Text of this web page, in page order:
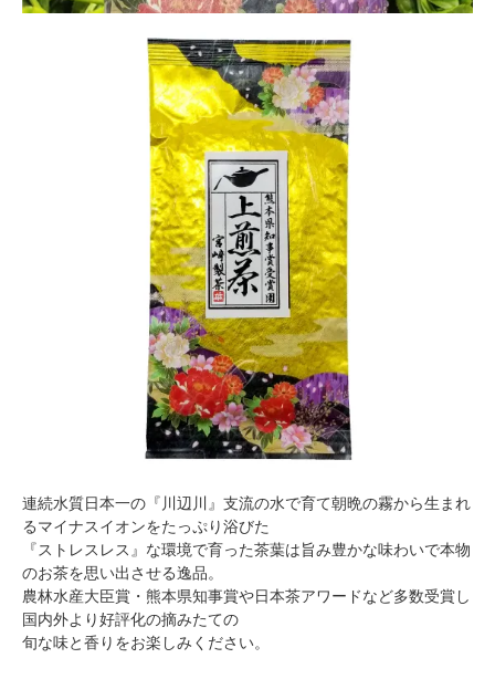
連続水質日本一の『川辺川』支流の水で育て朝晩の霧から生まれ
るマイナスイオンをたっぷり浴びた
『ストレスレス』な環境で育った茶葉は旨み豊かな味わいで本物
のお茶を思い出させる逸品。
農林水産大臣賞・熊本県知事賞や日本茶アワードなど多数受賞し
国内外より好評化の摘みたての
旬な味と香りをお楽しみください。